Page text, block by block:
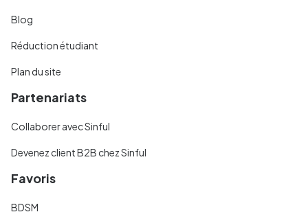
Blog
Réduction étudiant
Plan du site
Partenariats
Collaborer avec Sinful
Devenez client B2B chez Sinful
Favoris
BDSM